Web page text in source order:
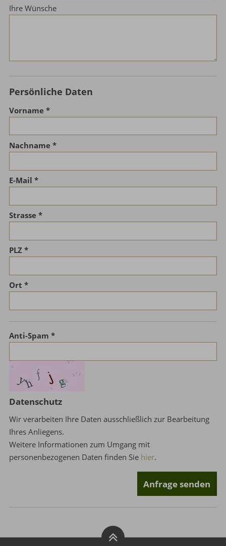
Ihre Wünsche
Persönliche Daten
Vorname
Nachname
E-Mail
Strasse
PLZ
Ort
Anti-Spam
Datenschutz
Wir verarbeiten Ihre Daten ausschließlich zur Bearbeitung
Ihres Anliegens.
Weitere Informationen zum Umgang mit
personenbezogenen Daten finden Sie hier.
Anfrage senden